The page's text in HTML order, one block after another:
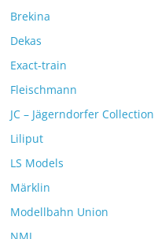
Brekina
Dekas
Exact-train
Fleischmann
JC – Jägerndorfer Collection
Liliput
LS Models
Märklin
Modellbahn Union